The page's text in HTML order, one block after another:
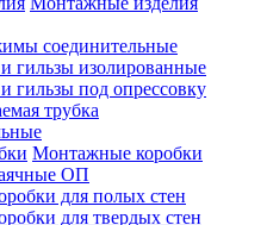
соединительные
гильзы изолированные
гильзы под опрессовку
трубка
Монтажные коробки
ОП
для полых стен
для твердых стен